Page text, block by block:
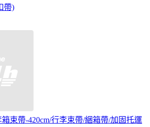
帶)
束帶-420cm/行李束帶/綑箱帶/加固托運